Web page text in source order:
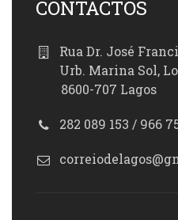
CONTACTOS
Rua Dr. José
Urb. Marina Sol,
8600-707 Lagos
282 089 153 / 966